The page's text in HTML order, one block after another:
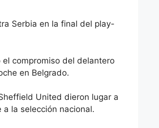
Serbia en la final del play-
compromiso del delantero
en Belgrado.
United dieron lugar a
la selección nacional.